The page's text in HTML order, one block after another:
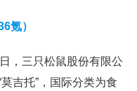
氪）
，三只松鼠股份有限公
吉托”，国际分类为食